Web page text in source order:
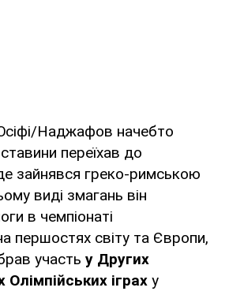
Наджафов начебто
переїхав до
зайнявся греко-римською
виді змагань він
в чемпіонаті
першостях світу та Європи,
участь у Других
Олімпійських іграх у